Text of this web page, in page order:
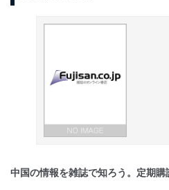
中国の情報を雑誌で知ろう。定期購